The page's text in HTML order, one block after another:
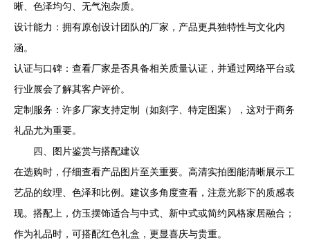
晰、色泽均匀、无气泡杂质。
设计能力：拥有原创设计团队的厂家，产品更具独特性与文化内
涵。
认证与口碑：查看厂家是否具备相关质量认证，并通过网络平台或
行业展会了解其客户评价。
定制服务：许多厂家支持定制（如刻字、特定图案），这对于商务
礼品尤为重要。
四、图片鉴赏与搭配建议
在选购时，仔细查看产品图片至关重要。高清实拍图能清晰展示工
艺品的纹理、色泽和比例。建议多角度查看，注意光影下的质感表
现。搭配上，仿玉摆饰适合与中式、新中式或简约风格家居融合；
作为礼品时，可搭配红色礼盒，更显喜庆与贵重。